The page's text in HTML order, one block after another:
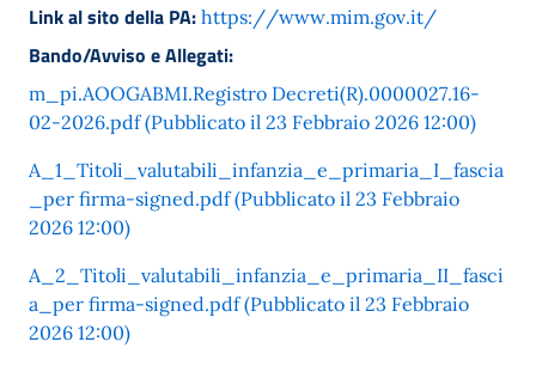
Link al sito della PA: https://www.mim.gov.it/
Bando/Avviso e Allegati:
m_pi.AOOGABMI.Registro Decreti(R).0000027.16-
02-2026.pdf (Pubblicato il 23 Febbraio 2026 12:00)
A_1_Titoli_valutabili_infanzia_e_primaria_I_fascia
_per firma-signed.pdf (Pubblicato il 23 Febbraio
2026 12:00)
A_2_Titoli_valutabili_infanzia_e_primaria_II_fasci
a_per firma-signed.pdf (Pubblicato il 23 Febbraio
2026 12:00)